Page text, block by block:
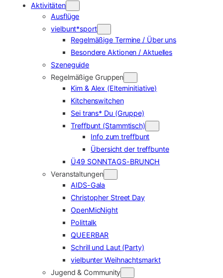
Aktivitäten
Ausflüge
vielbunt*sport
Regelmäßige Termine / Über uns
Besondere Aktionen / Aktuelles
Szeneguide
Regelmäßige Gruppen
Kim & Alex (Elterninitiative)
Kitchenswitchen
Sei trans* Du (Gruppe)
Treffbunt (Stammtisch)
Info zum treffbunt
Übersicht der treffbunte
Ü49 SONNTAGS-BRUNCH
Veranstaltungen
AIDS-Gala
Christopher Street Day
OpenMicNight
Polittalk
QUEERBAR
Schrill und Laut (Party)
vielbunter Weihnachtsmarkt
Jugend & Community